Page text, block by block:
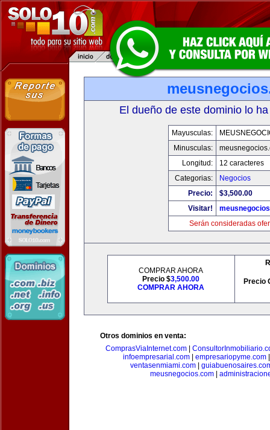
El dueño de este dominio lo
Mayusculas:
Minusculas:
Longitud:
12 caracteres
Categorias:
Negocios
Precio:
$3,500.00
Visitar!
Serán consideradas
COMPRAR AHORA
Precio $3,500.00
COMPRAR AHORA
Precio
Otros dominios en venta:
ComprasViaInternet.com
infoempresarial.com| empresariopyme.com
ventasenmiami.com|
meusnegocios.com|